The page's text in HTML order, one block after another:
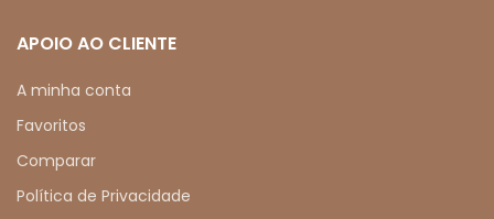
APOIO AO CLIENTE
A minha conta
Favoritos
Comparar
Política de Privacidade